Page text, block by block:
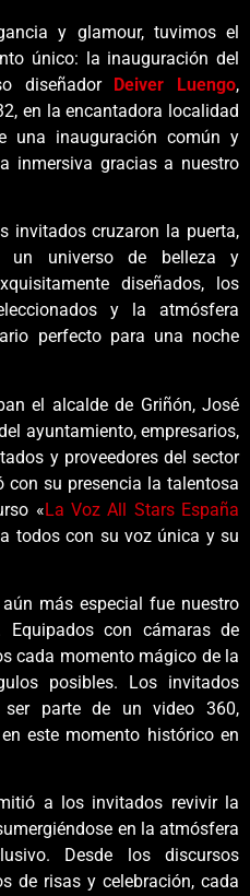
y glamour, tuvimos el
único: la inauguración del
diseñador Deiver Luengo,
en la encantadora localidad
una inauguración común y
inmersiva gracias a nuestro
invitados cruzaron la puerta,
un universo de belleza y
diseñados, los
y la atmósfera
perfecto para una noche
el alcalde de Griñón, José
ayuntamiento, empresarios,
y proveedores del sector
con su presencia la talentosa
«La Voz All Stars España
todos con su voz única y su
más especial fue nuestro
con cámaras de
cada momento mágico de la
posibles. Los invitados
parte de un video 360,
este momento histórico en
a los invitados revivir la
en la atmósfera
Desde los discursos
de risas y celebración, cada